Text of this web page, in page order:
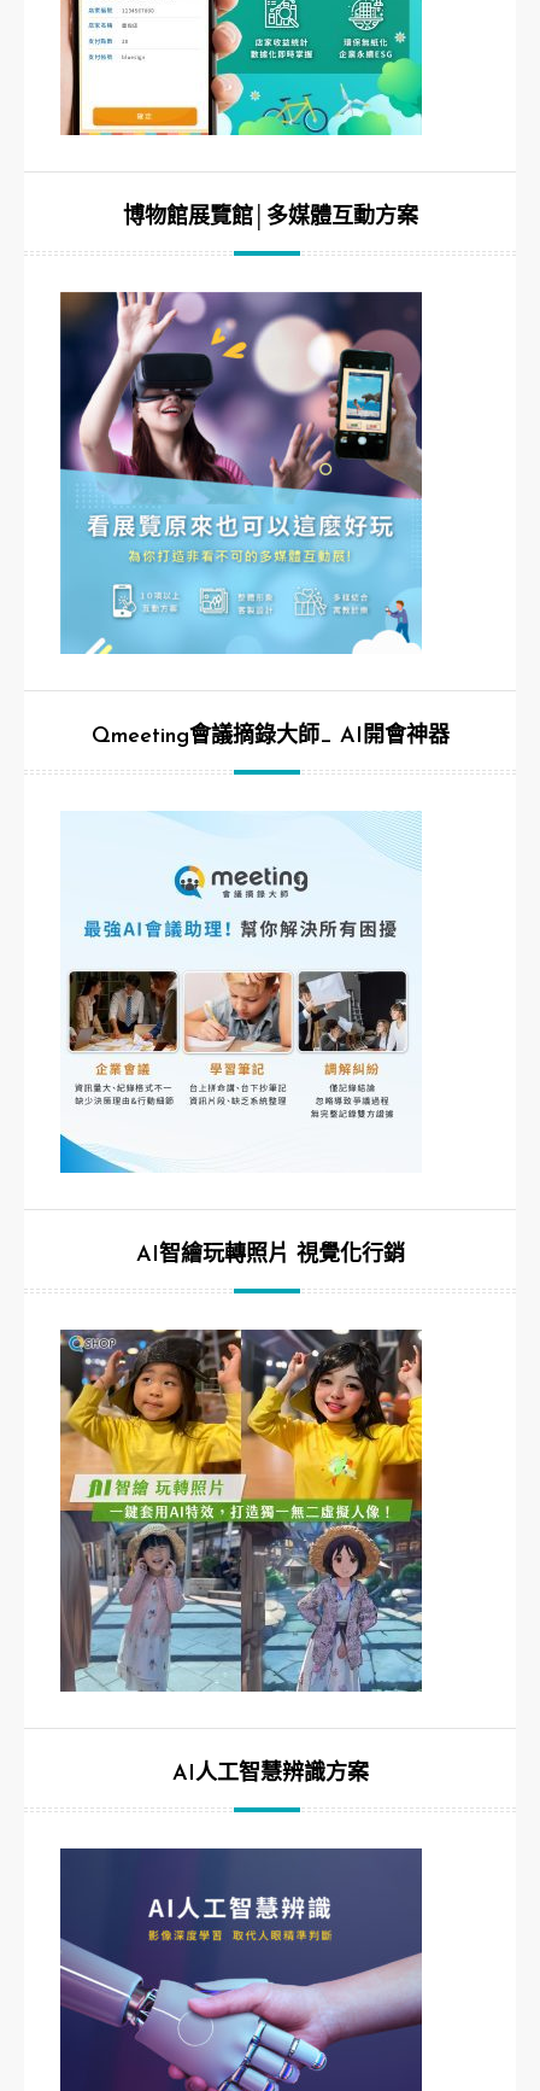
博物館展覽館│多媒體互動方案
Qmeeting會議摘錄大師_ AI開會神器
AI智繪玩轉照片 視覺化行銷
AI人工智慧辨識方案